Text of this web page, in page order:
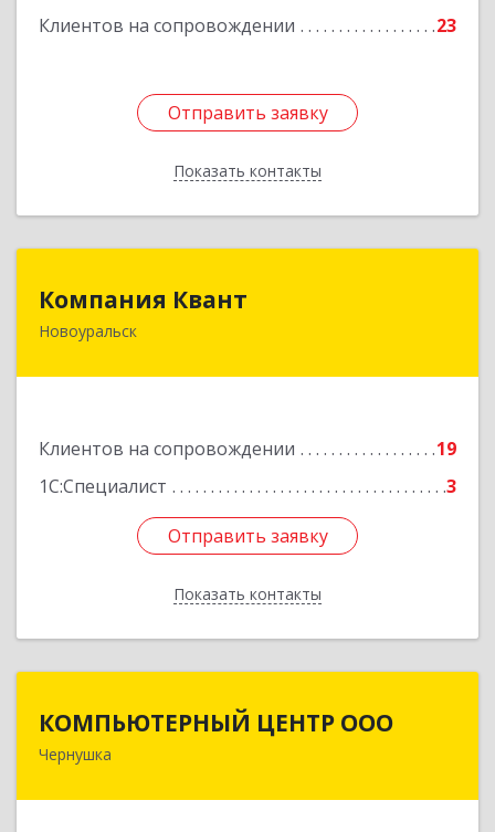
Клиентов на сопровождении 23
Отправить заявку
Показать контакты
Отправить заявку
Назад
Компания Квант
Новоуральск
Клиентов на сопровождении
19
1С:Специалист
3
Отправить заявку
Показать контакты
624130, Свердловская обл, Новоуральск г,
Отправить заявку
Назад
КОМПЬЮТЕРНЫЙ ЦЕНТР ООО
Чернушка
КОМПЬЮТЕРНЫЙ ЦЕНТР ООО